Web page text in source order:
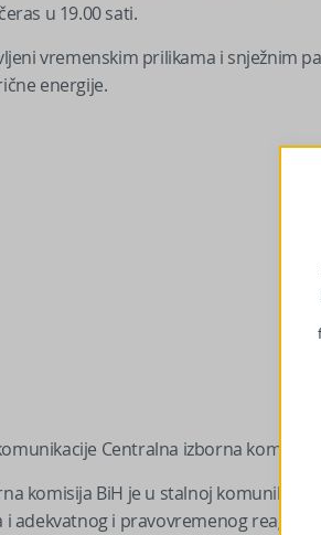
u 19.00 sati.
vremenskim prilikama i snježnim
energije.
Centralna izborna
komisija BiH je u stalnoj
adekvatnog i pravovremenog